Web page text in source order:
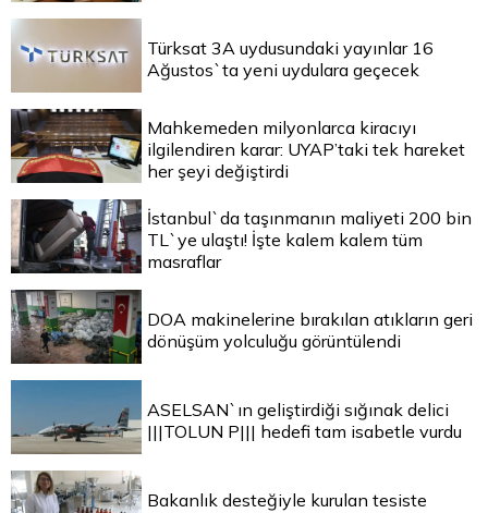
Türksat 3A uydusundaki yayınlar 16
Ağustos`ta yeni uydulara geçecek
Mahkemeden milyonlarca kiracıyı
ilgilendiren karar: UYAP’taki tek hareket
her şeyi değiştirdi
İstanbul`da taşınmanın maliyeti 200 bin
TL`ye ulaştı! İşte kalem kalem tüm
masraflar
DOA makinelerine bırakılan atıkların geri
dönüşüm yolculuğu görüntülendi
ASELSAN`ın geliştirdiği sığınak delici
|||TOLUN P||| hedefi tam isabetle vurdu
Bakanlık desteğiyle kurulan tesiste